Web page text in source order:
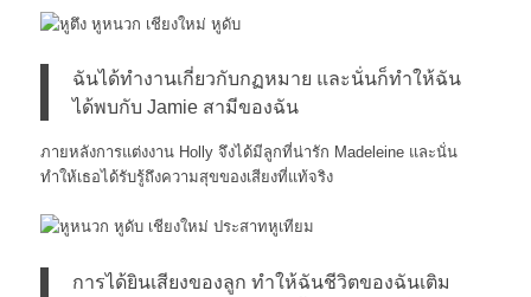
ฉันได้ทำงานเกี่ยวกับกฏหมาย และนั่นก็ทำให้ฉัน
ได้พบกับ Jamie สามีของฉัน
ภายหลังการแต่งงาน Holly จึงได้มีลูกที่น่ารัก Madeleine และนั่น
ทำให้เธอได้รับรู้ถึงความสุขของเสียงที่แท้จริง
การได้ยินเสียงของลูก ทำให้ฉันชีวิตของฉันเติม